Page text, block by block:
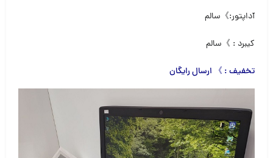
آداپتور:》سالم
کیبرد : 》سالم
تخفیف : 》 ارسال رایگان